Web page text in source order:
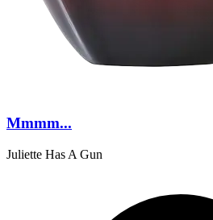
Mmmm...
Juliette Has A Gun